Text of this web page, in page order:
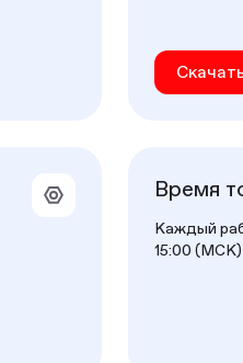
Время
Каждый
15:00 (МСК)